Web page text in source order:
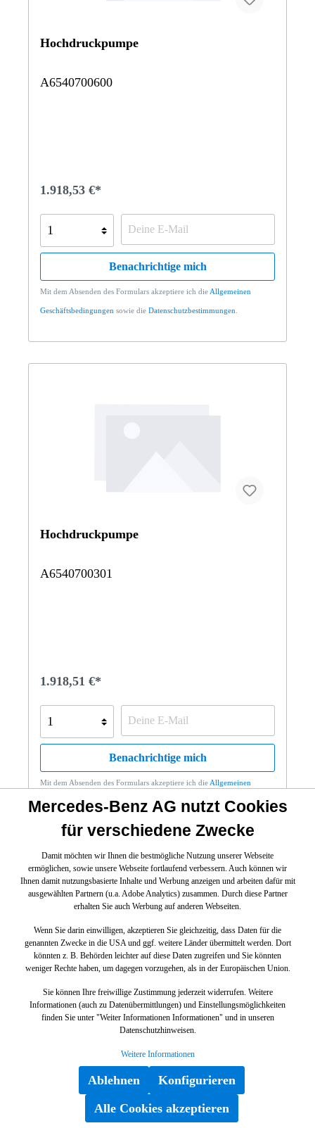
Hochdruckpumpe
A6540700600
1.918,53 €*
Benachrichtige mich
Mit dem Absenden des Formulars akzeptiere ich die Allgemeinen
Geschäftsbedingungen sowie die Datenschutzbestimmungen
Hochdruckpumpe
A6540700301
1.918,51 €*
Benachrichtige mich
Mit dem Absenden des Formulars akzeptiere ich die Allgemeinen
Geschäftsbedingungensowie die Datenschutzbestimmungen
Schutzblech
A6510780184
Mercedes-Benz AG nutzt Cookies
für verschiedene Zwecke
Damit möchten wir Ihnen die bestmögliche Nutzung unserer Webseite
ermöglichen, sowie unsere Webseite fortlaufend verbessern. Auch können wir
Ihnen damit nutzungsbasierte Inhalte und Werbung anzeigen und arbeiten dafür mit
ausgewählten Partnern (u.a. Adobe Analytics) zusammen. Durch diese Partner
erhalten Sie auch Werbung auf anderen Webseiten.
Wenn Sie darin einwilligen, akzeptieren Sie gleichzeitig, dass Daten für die
genannten Zwecke in die USA und ggf. weitere Länder übermittelt werden. Dort
könnten z. B. Behörden leichter auf diese Daten zugreifen und Sie könnten
weniger Rechte haben, um dagegen vorzugehen, als in der Europäischen Union.
Sie können Ihre freiwillige Zustimmung jederzeit widerrufen. Weitere
Informationen (auch zu Datenübermittlungen) und Einstellungsmöglichkeiten
finden Sie unter "Weiter Informationen Informationen" und in unseren
Datenschutzhinweisen.
Weitere Informationen
Ablehnen
Konfigurieren
Alle Cookies akzeptieren